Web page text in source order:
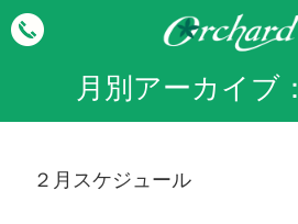
月別アーカイブ：
２月スケジュール